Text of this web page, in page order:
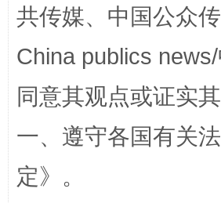
共传媒、中国公众
China publics
同意其观点或证实
一、遵守各国有关
定》。